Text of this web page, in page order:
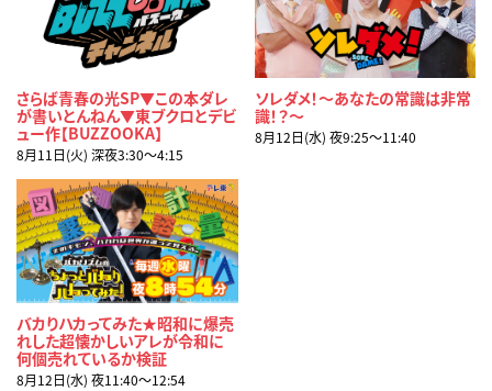
さらば青春の光SP▼この本ダレ
が書いとんねん▼東ブクロとデビ
ュー作【BUZZOOKA】
8月11日(火) 深夜3:30〜4:15
ソレダメ！～あなたの常識は非常
識！？～
8月12日(水) 夜9:25〜11:40
バカりハカってみた★昭和に爆売
れした超懐かしいアレが令和に
何個売れているか検証
8月12日(水) 夜11:40〜12:54